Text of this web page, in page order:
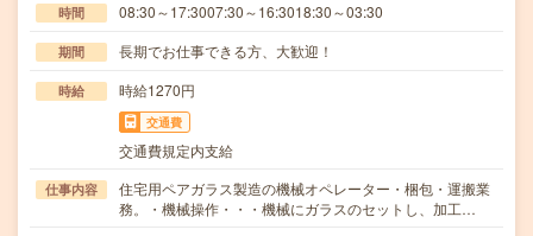
時間 08:30～17:3007:30～16:3018:30～03:30
期間 長期でお仕事できる方、大歓迎！
時給 時給1270円
交通費
交通費規定内支給
仕事内容
住宅用ペアガラス製造の機械オペレーター・梱包・運搬業
務。・機械操作・・・機械にガラスのセットし、加工…